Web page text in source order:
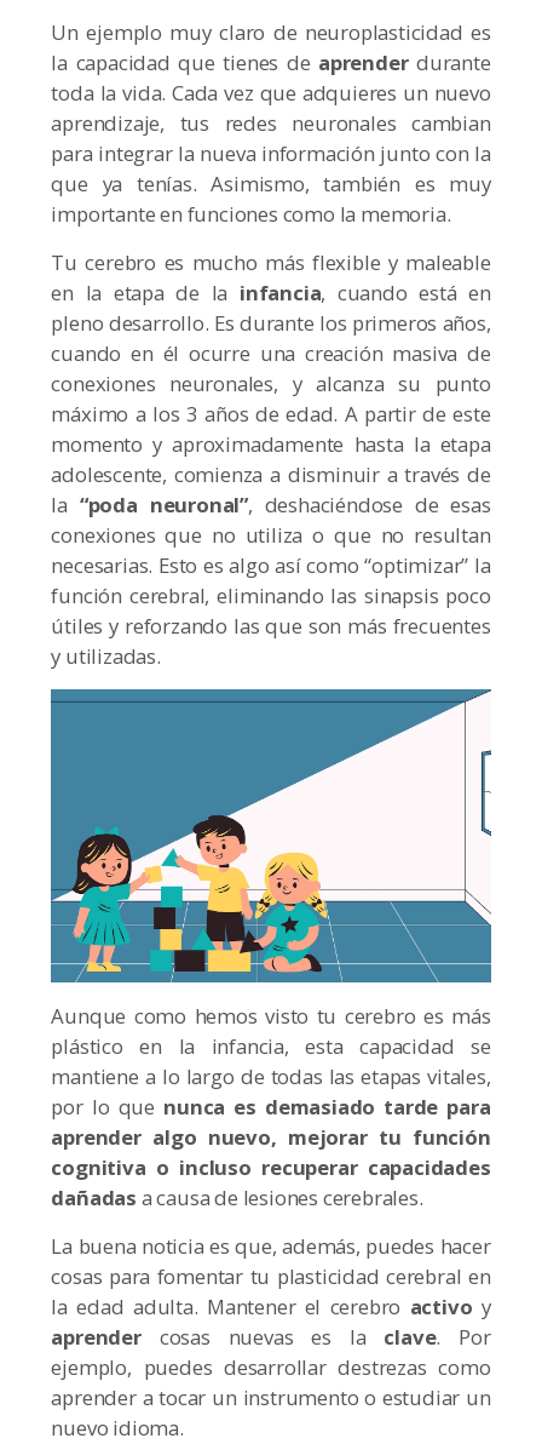
Un ejemplo muy claro de neuroplasticidad es
la capacidad que tienes de aprenderdurante
toda la vida. Cada vez que adquieres un nuevo
aprendizaje, tus redes neuronales cambian
para integrar la nueva información junto con la
que ya tenías. Asimismo, también es muy
importante en funciones como la memoria.
Tu cerebro es mucho más flexible y maleable
en la etapa de la infancia, cuando está en
pleno desarrollo. Es durante los primeros años,
cuando en él ocurre una creación masiva de
conexiones neuronales, y alcanza su punto
máximo a los 3 años de edad. A partir de este
momento y aproximadamente hasta la etapa
adolescente, comienza a disminuir a través de
la “poda neuronal”, deshaciéndose de esas
conexiones que no utiliza o que no resultan
necesarias. Esto es algo así como “optimizar” la
función cerebral, eliminando las sinapsis poco
útiles y reforzando las que son más frecuentes
y utilizadas.
Aunque como hemos visto tu cerebro es más
plástico en la infancia, esta capacidad se
mantiene a lo largo de todas las etapas vitales,
por lo que nunca es demasiado tarde para
aprender algo nuevo, mejorar tu función
cognitiva o incluso recuperar capacidades
dañadas a causa de lesiones cerebrales.
La buena noticia es que, además, puedes hacer
cosas para fomentar tu plasticidad cerebral en
la edad adulta. Mantener el cerebro activo y
aprendercosas nuevas es la clave. Por
ejemplo, puedes desarrollar destrezas como
aprender a tocar un instrumento o estudiar un
nuevo idioma.